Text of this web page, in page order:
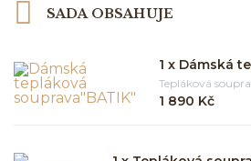
SADA OBSAHUJE
1 x Dámská
Tepláková
1 890 Kč